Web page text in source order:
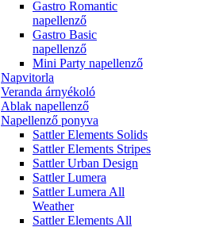
Gastro Romantic
napellenző
Gastro Basic
napellenző
Mini Party napellenző
Napvitorla
Veranda árnyékoló
Ablak napellenző
Napellenző ponyva
Sattler Elements Solids
Sattler Elements Stripes
Sattler Urban Design
Sattler Lumera
Sattler Lumera All
Weather
Sattler Elements All